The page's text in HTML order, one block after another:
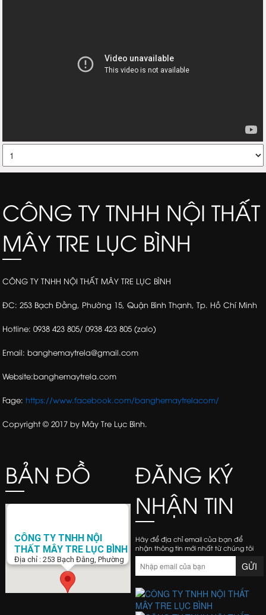
CÔNG TY TNHH NỘI THẤT
MÂY TRE LỤC BÌNH
CÔNG TY TNHH NỘI THẤT MÂY TRE LỤC BÌNH
ĐC: 253 Bạch Đằng, Phường 15, Quận Bình Thạnh, Tp. Hồ Chí Minh
Hotline: 0938 423 805/ 0938 423 805 (zalo)
Email: banghemaytrela@gmail.com
Website:banghemaytrela.com
Fage:https://www.facebook.com/banghemaytrelacom/
Copyright © 2017 by Mây Tre Lục Bình.
BẢN ĐỒ
CÔNG TY TNHH NỘI
THẤT MÂY TRE LỤC BÌNH
Địa chỉ : 253 Bạch Đằng, Phường
15, Q. Bình Thạnh, Tp. Hồ Chí Minh
Điện Thoại : 0938 423 805
banghemaytrela@gmail.com
ĐĂNG KÝ
NHẬN TIN
Hãy để địa chỉ email của bạn để
nhận thông tin mới nhất từ chúng tôi